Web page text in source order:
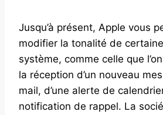
Jusqu’à présent, Apple vous
modifier la tonalité de
système, comme celle que
la réception d’un nouveau
mail, d’une alerte de
notification de rappel. La